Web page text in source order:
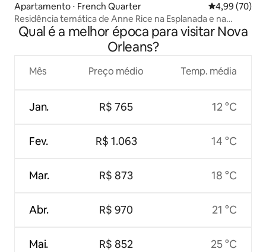
Apartamento ⋅ French Quarter 4,99 de uma
4,99 (70)
Residência temática de Anne Rice na Esplanada e na
Bourbon St
Qual é a melhor época para visitar Nova
Orleans?
Mês
Jan.
Fev.
Mar.
Abr.
Mai.
Preço médio
R$ 765
R$ 1.063
R$ 873
R$ 970
R$ 852
Temp. média
12 °C
14 °C
18 °C
21 °C
25 °C